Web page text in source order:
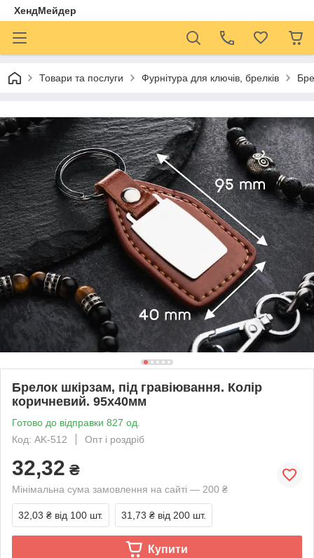
ХендМейдер
Товари та послуги Фурнітура для ключів, брелків
Брелок шкірзам, під гравіювання. Колір
коричневий. 95х40мм
Готово до відправки 827 од.
Код: AK-512
Опт і роздріб
32,32 ₴
Мінімальна сума замовлення на сайті — 200 ₴
32,03 ₴ від 100 шт. 31,73 ₴ від 200 шт.
Купити